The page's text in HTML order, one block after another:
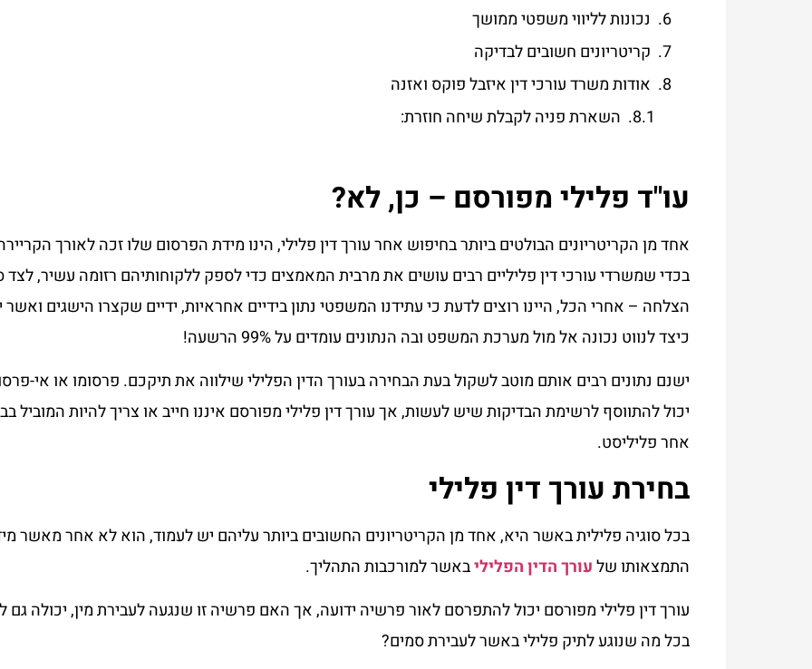
נכונות לליווי משפטי ממושך
קריטריונים חשובים לבדיקה
אודות משרד עורכי דין איזבל פוקס ואזנה
השארת פניה לקבלת שיחה חוזרת:
עו"ד פלילי מפורסם – כן, לא?
אחד מן הקריטריונים הבולטים ביותר בחיפוש אחר עורך דין פלילי, הינו מידת הפרסום שלו זכה לאורך
בכדי שמשרדי עורכי דין פליליים רבים עושים את מרבית המאמצים כדי לספק ללקוחותיהם רזומה עשיר, לצד
הצלחה – אחרי הכל, היינו רוצים לדעת כי עתידנו המשפטי נתון בידיים אחראיות, ידיים שקצרו הישגים ואשר
כיצד לנווט נכונה אל מול מערכת המשפט ובה הנתונים עומדים על 99% הרשעה!
ישנם נתונים רבים אותם מוטב לשקול בעת הבחירה בעורך הדין הפלילי שילווה את תיקכם. פרסומו או אי-
יכול להתווסף לרשימת הבדיקות שיש לעשות, אך עורך דין פלילי מפורסם איננו חייב או צריך להיות המוביל
אחר פליליסט.
בחירת עורך דין פלילי
בכל סוגיה פלילית באשר היא, אחד מן הקריטריונים החשובים ביותר עליהם יש לעמוד, הוא לא אחר מאשר
התמצאותו שלעורך הדין הפליליבאשר למורכבות התהליך.
עורך דין פלילי מפורסם יכול להתפרסם לאור פרשיה ידועה, אך האם פרשיה זו שנגעה לעבירת מין, יכולה גם
בכל מה שנוגע לתיק פלילי באשר לעבירת סמים?